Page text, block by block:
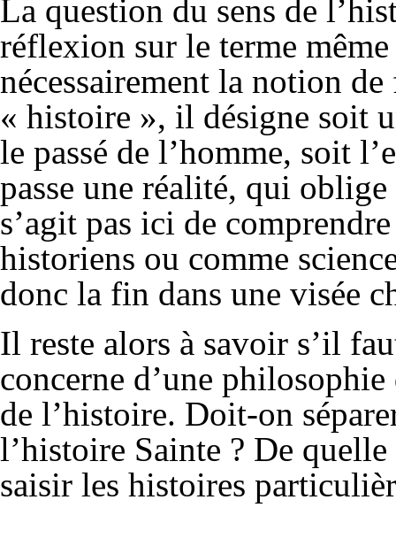
La question du sens de
réflexion sur le terme
nécessairement la notion
« histoire », il désigne soit
le passé de l’homme, soit
passe une réalité, qui
s’agit pas ici de
historiens ou comme
donc la fin dans une visée
Il reste alors à savoir s’il
concerne d’une
de l’histoire. Doit-on
l’histoire Sainte ? De
saisir les histoires